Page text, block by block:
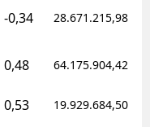
-0,34 28.671.215,98
0,48 64.175.904,42
0,53 19.929.684,50